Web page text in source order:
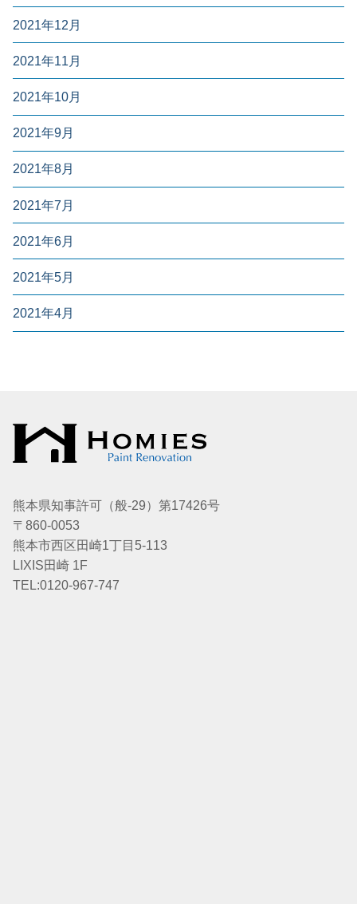
2021年12月
2021年11月
2021年10月
2021年9月
2021年8月
2021年7月
2021年6月
2021年5月
2021年4月
熊本県知事許可（般-29）第17426号
〒860-0053
熊本市西区田崎1丁目5-113
LIXIS田崎 1F
TEL:0120-967-747